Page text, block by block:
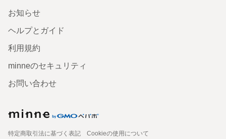
お知らせ
ヘルプとガイド
利用規約
minneのセキュリティ
お問い合わせ
特定商取引法に基づく表記
Cookieの使用について